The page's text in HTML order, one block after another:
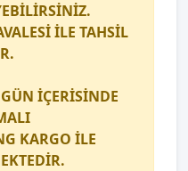
İLE TAHSİL
İÇERİSİNDE
KARGO İLE